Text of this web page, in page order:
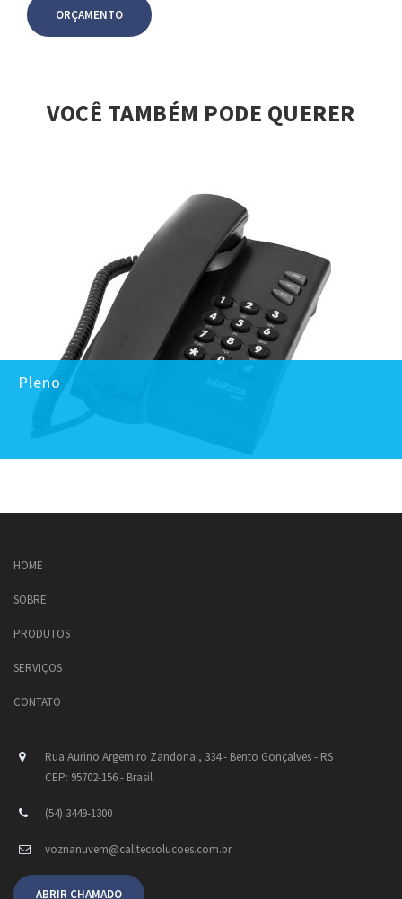
ORÇAMENTO
VOCÊ TAMBÉM PODE QUERER
Pleno
HOME
SOBRE
PRODUTOS
SERVIÇOS
CONTATO
Rua Aurino Argemiro Zandonai, 334 - Bento Gonçalves - RS
CEP: 95702-156 - Brasil
(54) 3449-1300
voznanuvem@calltecsolucoes.com.br
ABRIR CHAMADO